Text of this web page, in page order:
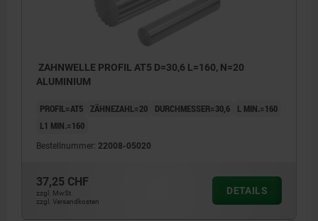
ZAHNWELLE PROFIL AT5 D=30,6 L=160, N=20
ALUMINIUM
PROFIL=AT5 ZÄHNEZAHL=20 DURCHMESSER=30,6
L MIN.=160
L1 MIN.=160
Bestellnummer: 22008-05020
37,25 CHF
zzgl. MwSt.
zzgl. Versandkosten
DETAILS